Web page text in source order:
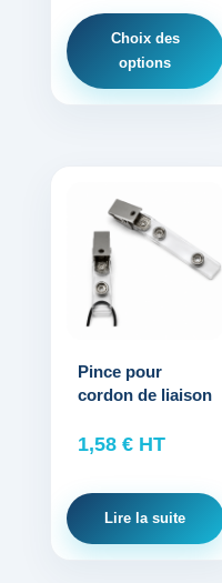
Choix des
options
sur
la
page
Pince pour
cordon de liaison
1,58 € HT
Lire la suite